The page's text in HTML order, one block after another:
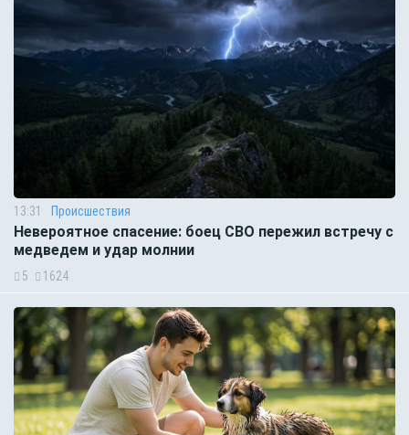
13:31 Происшествия
Невероятное спасение: боец СВО пережил встречу с
медведем и удар молнии
5 1624